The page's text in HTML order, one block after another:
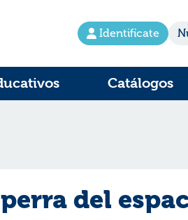
Identifícate
Catálogos
del